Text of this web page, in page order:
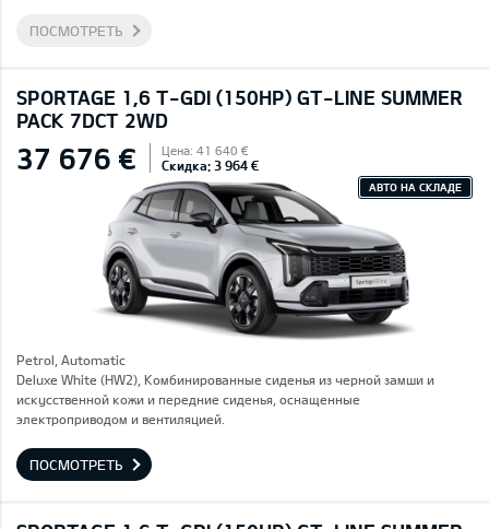
ПОСМОТРЕТЬ
SPORTAGE 1,6 T-GDI (150HP) GT-LINE SUMMER
PACK 7DCT 2WD
37 676 € Цена: 41 640 €
Скидка: 3 964 €
АВТО НА СКЛАДЕ
Petrol, Automatic
Deluxe White (HW2), Комбинированные сиденья из черной замши и
искусственной кожи и передние сиденья, оснащенные
электроприводом и вентиляцией.
ПОСМОТРЕТЬ